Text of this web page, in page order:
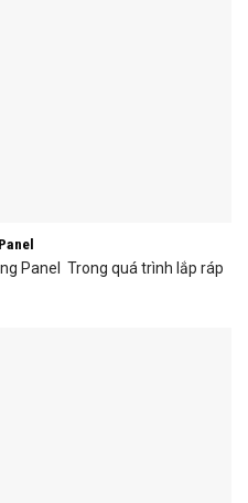
Panel Trong quá trình lắp ráp